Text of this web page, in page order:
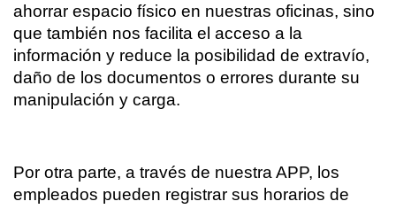
ahorrar espacio físico en nuestras oficinas, sino
que también nos facilita el acceso a la
información y reduce la posibilidad de extravío,
daño de los documentos o errores durante su
manipulación y carga.
Por otra parte, a través de nuestra APP, los
empleados pueden registrar sus horarios de